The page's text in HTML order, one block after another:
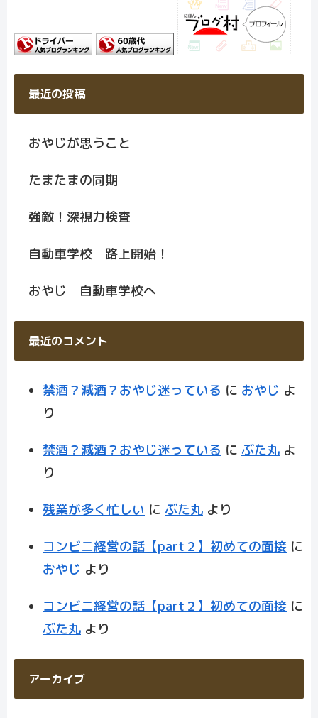
最近の投稿
おやじが思うこと
たまたまの同期
強敵！深視力検査
自動車学校 路上開始！
おやじ 自動車学校へ
最近のコメント
禁酒？減酒？おやじ迷っている に おやじ よ
り
禁酒？減酒？おやじ迷っている に ぶた丸 よ
り
残業が多く忙しい に ぶた丸 より
コンビニ経営の話【part２】初めての面接 に
おやじ より
コンビニ経営の話【part２】初めての面接 に
ぶた丸 より
アーカイブ